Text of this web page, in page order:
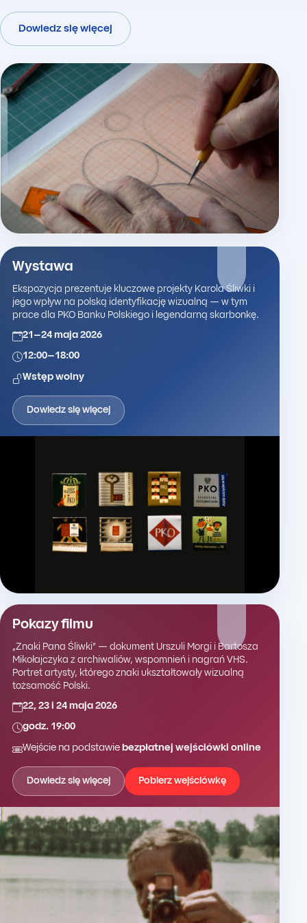
Dowiedz się więcej
Wystawa
Ekspozycja prezentuje kluczowe projekty Karola Śliwki i
jego wpływ na polską identyfikację wizualną — w tym
prace dla PKO Banku Polskiego i legendarną skarbonkę.
21–24 maja 2026
12:00–18:00
Wstęp wolny
Dowiedz się więcej
Pokazy filmu
„Znaki Pana Śliwki” — dokument Urszuli Morgi i Bartosza
Mikołajczyka z archiwaliów, wspomnień i nagrań VHS.
Portret artysty, którego znaki ukształtowały wizualną
tożsamość Polski.
22, 23 i 24 maja 2026
godz. 19:00
Wejście na podstawie bezpłatnej wejściówki online
Dowiedz się więcej Pobierz wejściówkę